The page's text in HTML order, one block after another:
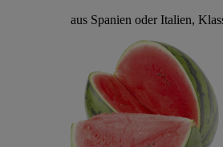
aus Spanien oder Italien,